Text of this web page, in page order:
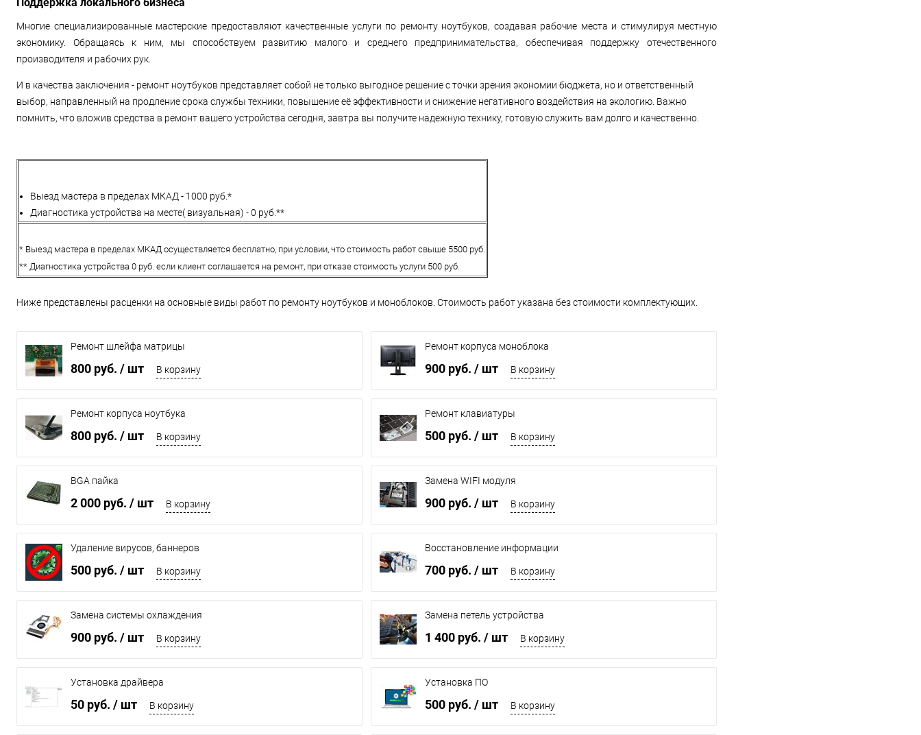
Поддержка локального бизнеса
Многие специализированные мастерские предоставляют качественные услуги по ремонту ноутбуков, создавая рабочие места и стимулируя местную
экономику. Обращаясь к ним, мы способствуем развитию малого и среднего предпринимательства, обеспечивая поддержку отечественного
производителя и рабочих рук.
И в качества заключения - ремонт ноутбуков представляет собой не только выгодное решение с точки зрения экономии бюджета, но и ответственный
выбор, направленный на продление срока службы техники, повышение её эффективности и снижение негативного воздействия на экологию. Важно
помнить, что вложив средства в ремонт вашего устройства сегодня, завтра вы получите надежную технику, готовую служить вам долго и качественно.
Выезд мастера в пределах МКАД - 1000 руб.*
Диагностика устройства на месте( визуальная) - 0 руб.**
* Выезд мастера в пределах МКАД осуществляется бесплатно, при условии, что стоимость работ свыше 5500 руб.
** Диагностика устройства 0 руб. если клиент соглашается на ремонт, при отказе стоимость услуги 500 руб.
Ниже представлены расценки на основные виды работ по ремонту ноутбуков и моноблоков. Стоимость работ указана без стоимости комплектующих.
Ремонт шлейфа матрицы
800 руб. / шт В корзину
Ремонт корпуса моноблока
900 руб. / шт В корзину
Ремонт корпуса ноутбука
800 руб. / шт В корзину
Ремонт клавиатуры
500 руб. / шт В корзину
BGA пайка
2 000 руб. / шт В корзину
Замена WIFI модуля
900 руб. / шт В корзину
Удаление вирусов, баннеров
500 руб. / шт В корзину
Восстановление информации
700 руб. / шт В корзину
Замена системы охлаждения
900 руб. / шт В корзину
Замена петель устройства
1 400 руб. / шт В корзину
Установка драйвера
50 руб. / шт В корзину
Установка ПО
500 руб. / шт В корзину